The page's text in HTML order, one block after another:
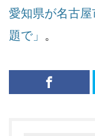
愛知県が名古
題で」 。